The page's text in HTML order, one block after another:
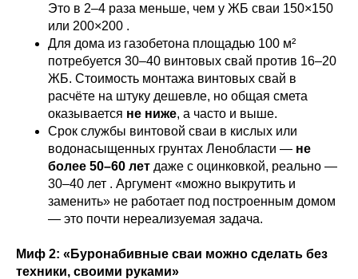
Это в 2–4 раза меньше, чем у ЖБ сваи 150×150
или 200×200 .
Для дома из газобетона площадью 100 м²
потребуется 30–40 винтовых свай против 16–20
ЖБ. Стоимость монтажа винтовых свай в
расчёте на штуку дешевле, но общая смета
оказывается не ниже, а часто и выше.
Срок службы винтовой сваи в кислых или
водонасыщенных грунтах Ленобласти — не
более 50–60 лет даже с оцинковкой, реально —
30–40 лет . Аргумент «можно выкрутить и
заменить» не работает под построенным домом
— это почти нереализуемая задача.
Миф 2: «Буронабивные сваи можно сделать без
техники, своими руками»